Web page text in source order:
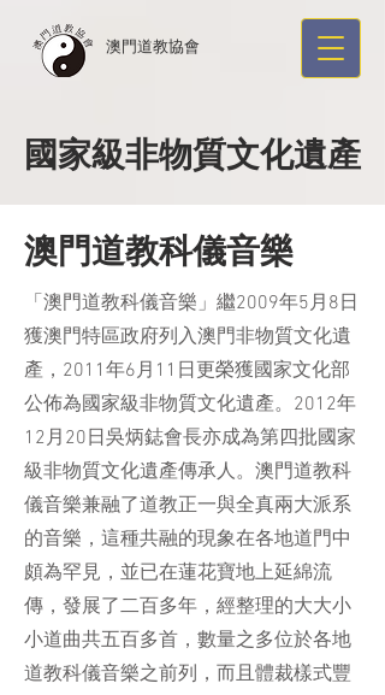
​澳門道教協會
國家級非物質文化遺產
澳門道教科儀音樂
「澳門道教科儀音樂」繼2009年5月8日
獲澳門特區政府列入澳門非物質文化遺
產，2011年6月11日更榮獲國家文化部
公佈為國家級非物質文化遺產。2012年
12月20日吳炳鋕會長亦成為第四批國家
級非物質文化遺產傳承人。澳門道教科
儀音樂兼融了道教正一與全真兩大派系
的音樂，這種共融的現象在各地道門中
頗為罕見，並已在蓮花寶地上延綿流
傳，發展了二百多年，經整理的大大小
小道曲共五百多首，數量之多位於各地
道教科儀音樂之前列，而且體裁樣式豐